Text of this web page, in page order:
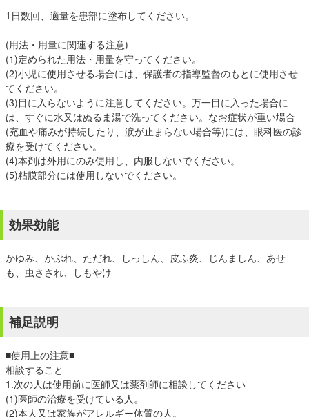
1日数回、適量を患部に塗布してください。
(用法・用量に関連する注意)
(1)定められた用法・用量を守ってください。
(2)小児に使用させる場合には、保護者の指導監督のもとに使用させ
てください。
(3)目に入らないように注意してください。万一目に入った場合に
は、すぐに水又はぬるま湯で洗ってください。なお症状が重い場合
(充血や痛みが持続したり、涙が止まらない場合等)には、眼科医の診
療を受けてください。
(4)本剤は外用にのみ使用し、内服しないでください。
(5)粘膜部分には使用しないでください。
効果効能
かゆみ、かぶれ、ただれ、しっしん、皮ふ炎、じんましん、あせ
も、虫さされ、しもやけ
補足説明
■使用上の注意■
相談すること
1.次の人は使用前に医師又は薬剤師に相談してください
(1)医師の治療を受けている人。
(2)本人又は家族がアレルギー体質の人。